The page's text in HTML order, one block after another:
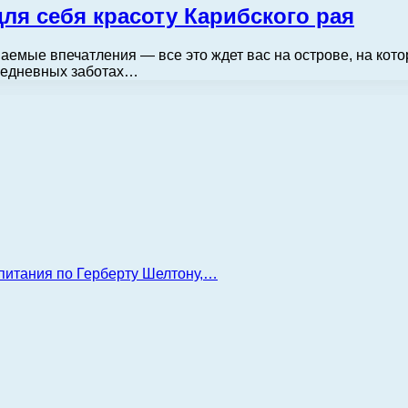
себя красоту Карибского рая
впечатления — все это ждет вас на острове, на
заботах…
по Герберту Шелтону,…